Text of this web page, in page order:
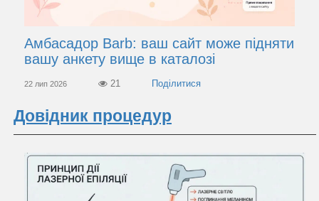
Амбасадор Barb: ваш сайт може підняти
вашу анкету вище в каталозі
22 лип 2026 21
Довідник процедур